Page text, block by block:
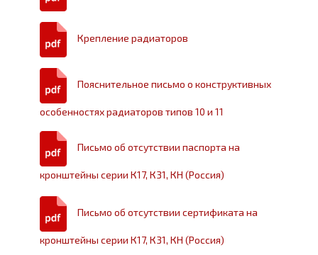
Крепление радиаторов
Пояснительное письмо о конструктивных
особенностях радиаторов типов 10 и 11
Письмо об отсутствии паспорта на
кронштейны серии К17, К31, КН (Россия)
Письмо об отсутствии сертификата на
кронштейны серии К17, К31, КН (Россия)